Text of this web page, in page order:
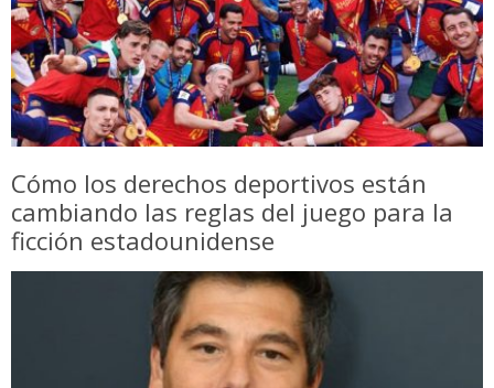
Cómo los derechos deportivos están
cambiando las reglas del juego para la
ficción estadounidense